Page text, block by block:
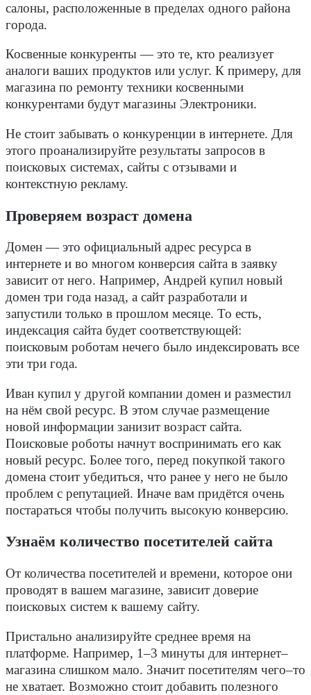
салоны, расположенные в пределах одного района
города.
Косвенные конкуренты — это те, кто реализует
аналоги ваших продуктов или услуг. К примеру, для
магазина по ремонту техники косвенными
конкурентами будут магазины Электроники.
Не стоит забывать о конкуренции в интернете. Для
этого проанализируйте результаты запросов в
поисковых системах, сайты с отзывами и
контекстную рекламу.
Проверяем возраст домена
Домен — это официальный адрес ресурса в
интернете и во многом конверсия сайта в заявку
зависит от него. Например, Андрей купил новый
домен три года назад, а сайт разработали и
запустили только в прошлом месяце. То есть,
индексация сайта будет соответствующей:
поисковым роботам нечего было индексировать все
эти три года.
Иван купил у другой компании домен и разместил
на нём свой ресурс. В этом случае размещение
новой информации занизит возраст сайта.
Поисковые роботы начнут воспринимать его как
новый ресурс. Более того, перед покупкой такого
домена стоит убедиться, что ранее у него не было
проблем с репутацией. Иначе вам придётся очень
постараться чтобы получить высокую конверсию.
Узнаём количество посетителей сайта
От количества посетителей и времени, которое они
проводят в вашем магазине, зависит доверие
поисковых систем к вашему сайту.
Пристально анализируйте среднее время на
платформе. Например, 1–3 минуты для интернет–
магазина слишком мало. Значит посетителям чего–то
не хватает. Возможно стоит добавить полезного